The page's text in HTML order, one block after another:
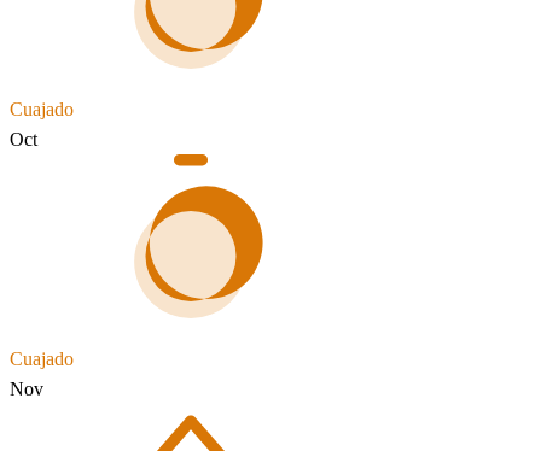
Cuajado
Oct
Cuajado
Nov